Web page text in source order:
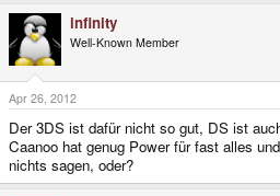
infinity
Well-Known Member
Apr 26, 2012
Der 3DS ist dafür nicht so gut, DS ist
Caanoo hat genug Power für fast alles
nichts sagen, oder?